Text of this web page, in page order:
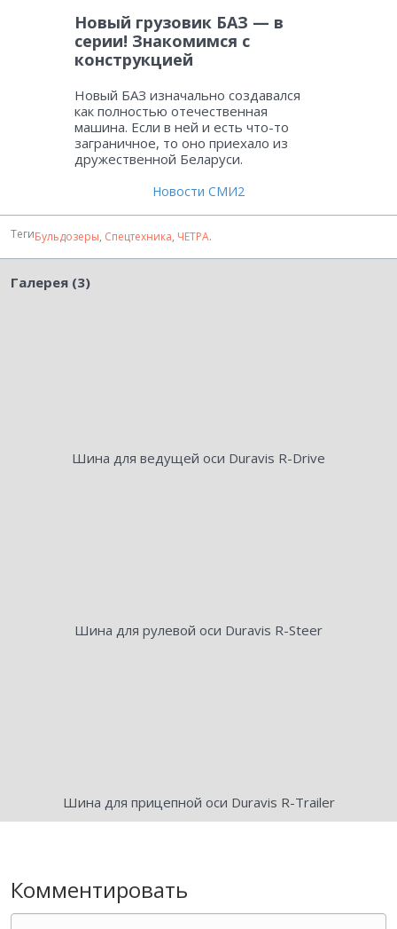
Новый грузовик БАЗ — в
серии! Знакомимся с
конструкцией
Новый БАЗ изначально создавался
как полностью отечественная
машина. Если в ней и есть что-то
заграничное, то оно приехало из
дружественной Беларуси.
Новости СМИ2
ТегиБульдозеры, Спецтехника, ЧЕТРА.
Галерея (3)
Шина для ведущей оси Duravis R-Drive
Шина для рулевой оси Duravis R-Steer
Шина для прицепной оси Duravis R-Trailer
Комментировать